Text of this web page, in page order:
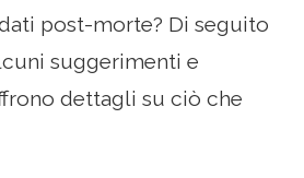
post-morte? Di seguito
suggerimenti e
dettagli su ciò che